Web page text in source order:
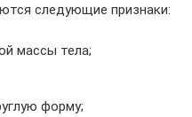
следующие признаки:
массы тела;
форму;